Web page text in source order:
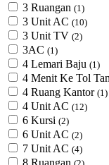
3 Ruangan (1)
3 Unit AC (10)
3 Unit TV (2)
3AC (1)
4 Lemari Baju (1)
4 Menit Ke Tol
4 Ruang Kantor (1)
4 Unit AC (12)
6 Kursi (2)
6 Unit AC (2)
7 Unit AC (4)
8 Ruangan